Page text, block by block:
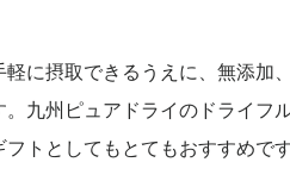
に摂取できるうえに、無添
九州ピュアドライのドライ
トとしてもとてもおすすめです